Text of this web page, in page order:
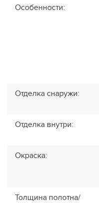
Особенности:
Отделка снаружи:
Отделка внутри:
Окраска:
Толщина полотна/